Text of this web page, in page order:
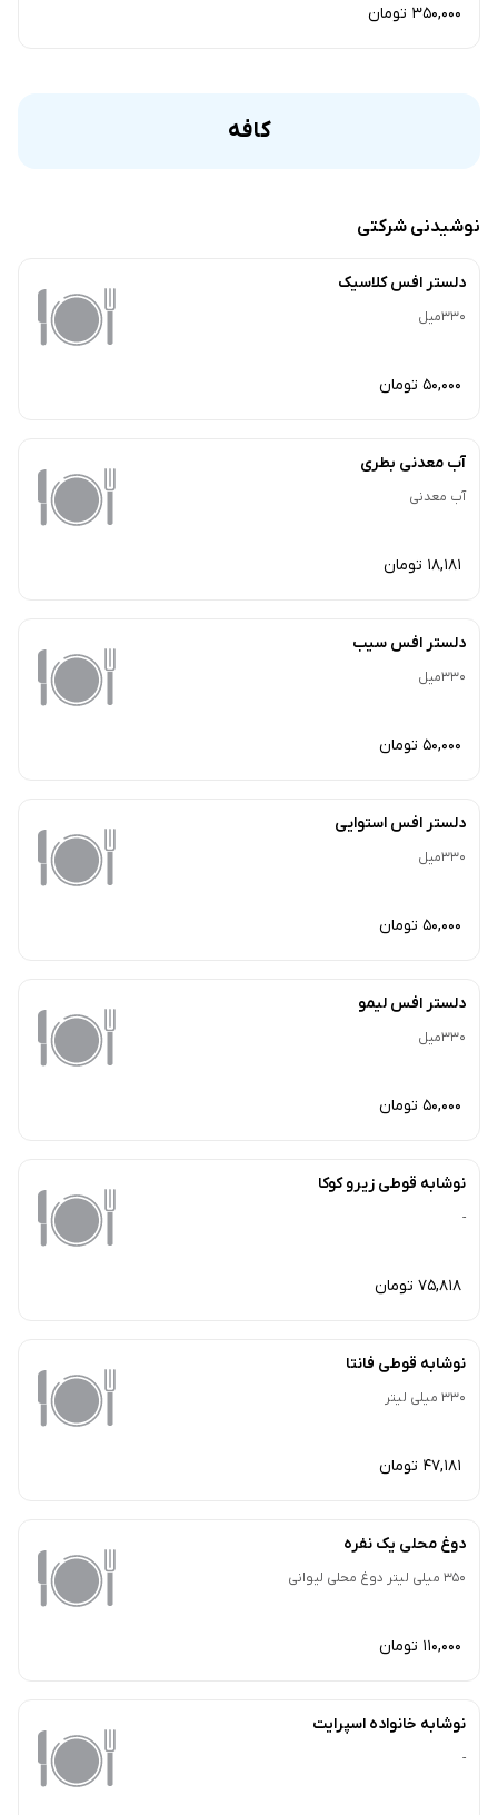
350,000 تومان
کافه
نوشیدنی شرکتی
دلستر افس کلاسیک
330میل
50,000 تومان
آب معدنی بطری
آب معدنی
18,181 تومان
دلستر افس سیب
330میل
50,000 تومان
دلستر افس استوایی
330میل
50,000 تومان
دلستر افس لیمو
330میل
50,000 تومان
نوشابه قوطی زیرو کوکا
-
75,818 تومان
نوشابه قوطی فانتا
330 میلی لیتر
47,181 تومان
دوغ محلی یک نفره
350 میلی لیتر دوغ محلی لیوانی
110,000 تومان
نوشابه خانواده اسپرایت
-